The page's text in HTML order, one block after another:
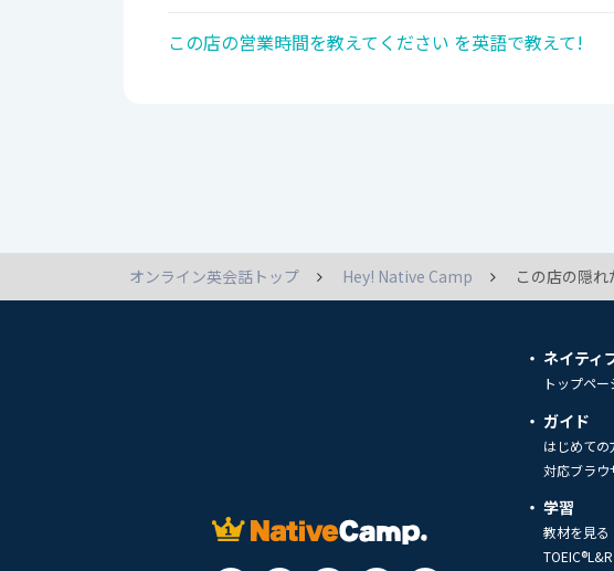
この店の営業時間を教えてください を英語で教えて!
オンライン英会話トップ Hey! Native Camp この店の隠
ネイティ
トップペー
ガイド
はじめての
対応ブラウ
学習
教材を見る